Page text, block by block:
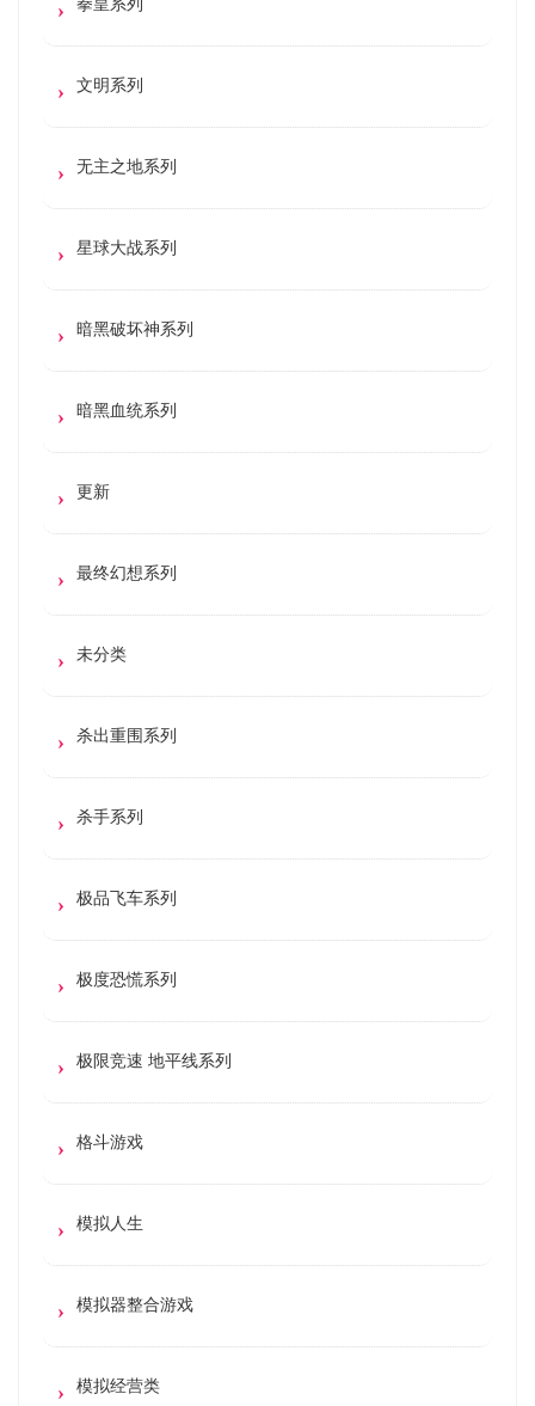
文明系列
无主之地系列
星球大战系列
暗黑破坏神系列
暗黑血统系列
更新
最终幻想系列
未分类
杀出重围系列
杀手系列
极品飞车系列
极度恐慌系列
极限竞速 地平线系列
格斗游戏
模拟人生
模拟器整合游戏
模拟经营类